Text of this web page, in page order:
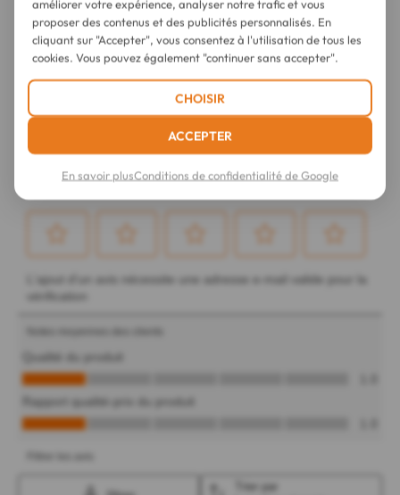
améliorer votre expérience, analyser notre trafic et vous
proposer des contenus et des publicités personnalisés. En
cliquant sur "Accepter", vous consentez à l'utilisation de tous les
cookies. Vous pouvez également "continuer sans accepter".
CHOISIR
ACCEPTER
En savoir plusConditions de confidentialité de Google